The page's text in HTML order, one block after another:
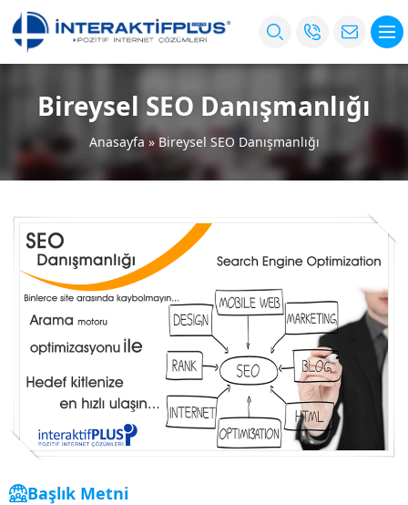
Bireysel SEO Danışmanlığı
Anasayfa »Bireysel SEO Danışmanlığı
Başlık Metni